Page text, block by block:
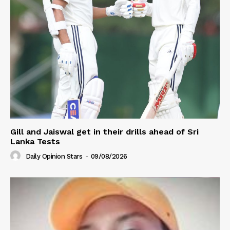
Gill and Jaiswal get in their drills ahead of Sri
Lanka Tests
Daily Opinion Stars - 09/08/2026